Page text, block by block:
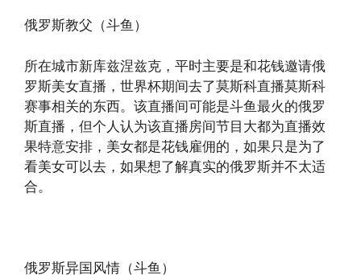
俄罗斯教父（斗鱼）
所在城市新库兹涅兹克，平时主要是和花钱邀请俄
罗斯美女直播，世界杯期间去了莫斯科直播莫斯科
赛事相关的东西。该直播间可能是斗鱼最火的俄罗
斯直播，但个人认为该直播房间节目大都为直播效
果特意安排，美女都是花钱雇佣的，如果只是为了
看美女可以去，如果想了解真实的俄罗斯并不太适
合。
俄罗斯异国风情（斗鱼）